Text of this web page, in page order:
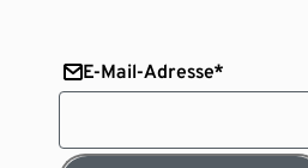
E-Mail-Adresse*